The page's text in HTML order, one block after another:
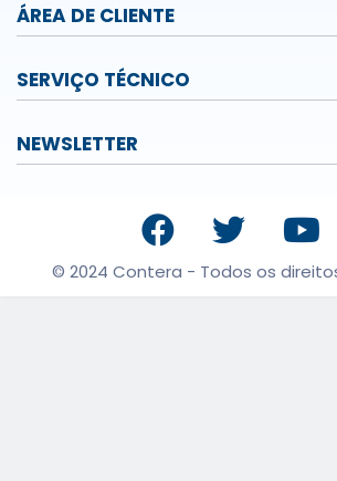
ÁREA DE CLIENTE
SERVIÇO TÉCNICO
NEWSLETTER
© 2024 Contera - Todos os